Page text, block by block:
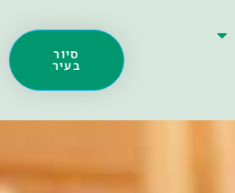
סיור
בעיר